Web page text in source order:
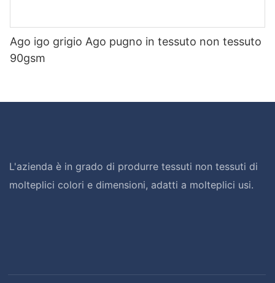
Ago igo grigio Ago pugno in tessuto non tessuto
90gsm
L'azienda è in grado di produrre tessuti non tessuti di
molteplici colori e dimensioni, adatti a molteplici usi.